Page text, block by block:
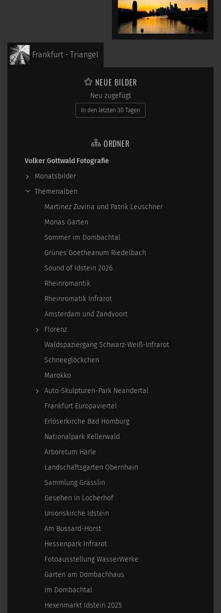
Frankfurt - Triangel
NEUE BILDER
Neu zugefügt
In den letzten 30 Tagen
ORDNER
Volker Gottwald Fotografie
Monatsbilder
Themenalben
Martinez Zuviria und Patrik Leuschner
Monas Garten
Sommer im Dombachtal
Grünes Goetheanum Riedelbach
Sound of Idstein 2026
Rheinromantik
Rheinromatik Infrarot
Amsterdam und Zandvoort
Florenz
Waldspaziergang Schwarz-Weiß-Infrarot
Schneeglöckchen
Marokko
Auto-Skulpturen-Park Neandertal
Frankfurt Europaviertel
Erlöserkirche Bad Homburg
Nationalpark Kellerwald
Arboretum Härle
Landschaftsgarten Obernhain
Sammlung Grässlin
Gesehen in Locherhof
Unionskirche Idstein
Am Bussard-Horst
Hessenpark Infrarot
Fotoausstellung WasserWerke
Garten am Dombachhaus
Im Dombachtal
Hexenmarkt Idstein 2025